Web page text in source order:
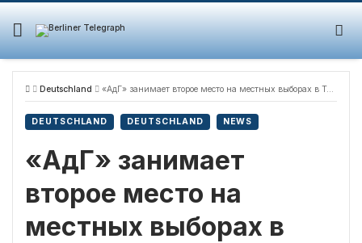
Skip
content
Deutschland «АдГ» занимает второе место на местных выборах в Тюрингии
DEUTSCHLAND DEUTSCHLAND NEWS
«АдГ» занимает
второе место на
местных выборах в